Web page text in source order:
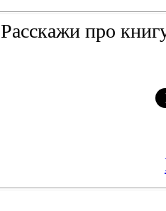
Расскажи про